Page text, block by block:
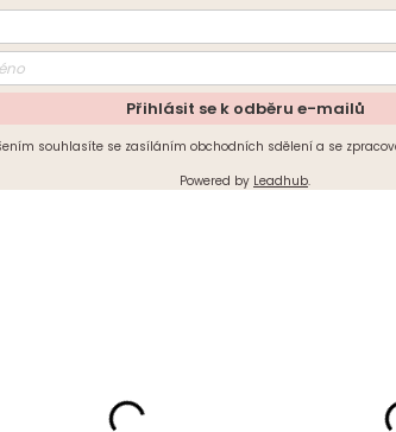
Přihlásit se k odběru e-mailů
souhlasíte se zasíláním obchodních sdělení a se
Powered by Leadhub.